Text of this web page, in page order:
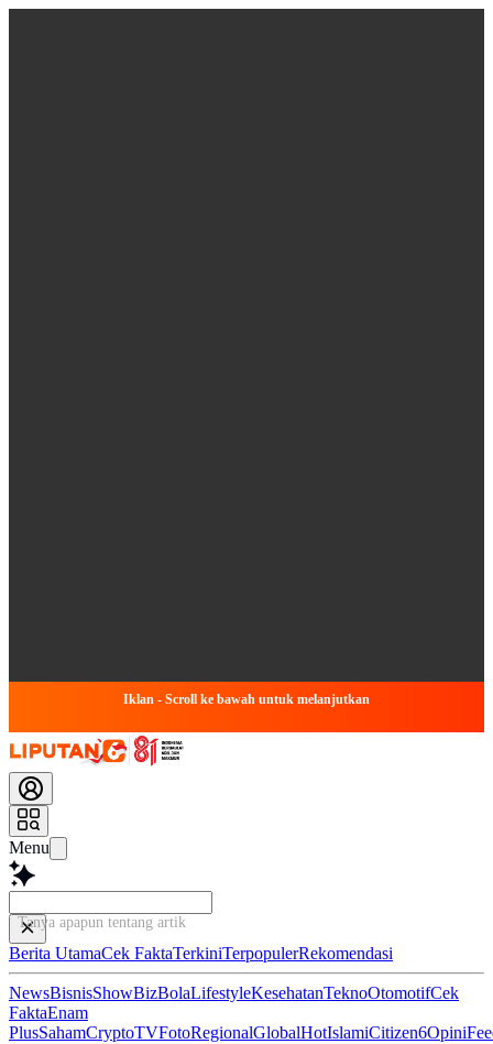
Iklan - Scroll ke bawah untuk melanjutkan
Menu
Tanya apapun tentang artikel ini...
Berita UtamaCek FaktaTerkiniTerpopulerRekomendasi
NewsBisnisShowBizBolaLifestyleKesehatanTeknoOtomotifCek
FaktaEnam
PlusSahamCryptoTVFotoRegionalGlobalHotIslamiCitizen6Opini